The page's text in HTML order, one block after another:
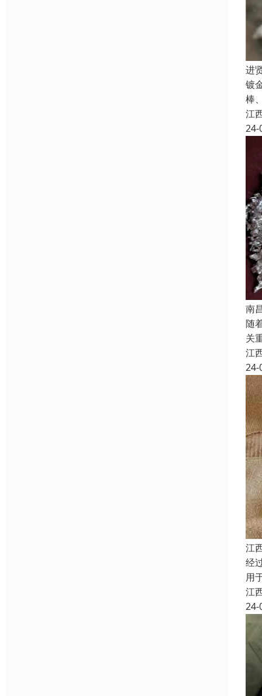
进
镀
棒
江
24-
南
随
关
江
24-
江
经
用
江
24-